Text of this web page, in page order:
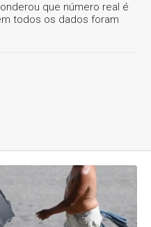
que número real é
todos os dados foram